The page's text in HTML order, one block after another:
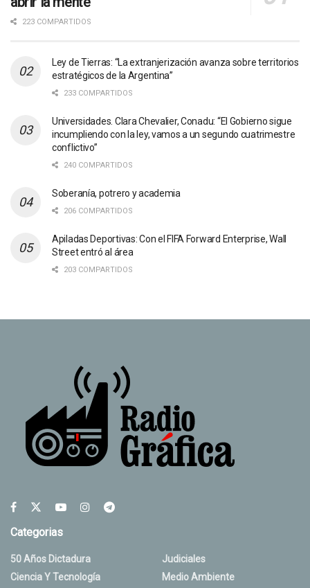
223 COMPARTIDOS
Ley de Tierras: “La extranjerización avanza sobre territorios
estratégicos de la Argentina”
233 COMPARTIDOS
Universidades. Clara Chevalier, Conadu: “El Gobierno sigue
incumpliendo con la ley, vamos a un segundo cuatrimestre
conflictivo”
240 COMPARTIDOS
Soberanía, potrero y academia
206 COMPARTIDOS
Apiladas Deportivas: Con el FIFA Forward Enterprise, Wall
Street entró al área
203 COMPARTIDOS
Categorias
50 Años Dictadura
Ciencia Y Tecnología
Judiciales
Medio Ambiente